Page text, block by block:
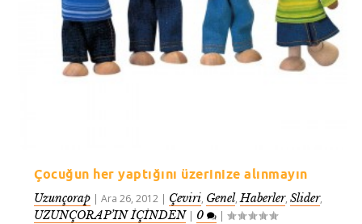
Çocuğun her yaptığını üzerinize alınmayın
Uzunçorap |Ara 26, 2012 | Çeviri, Genel,Haberler,Slider,
UZUNÇORAP’IN İÇİNDEN| 0 |